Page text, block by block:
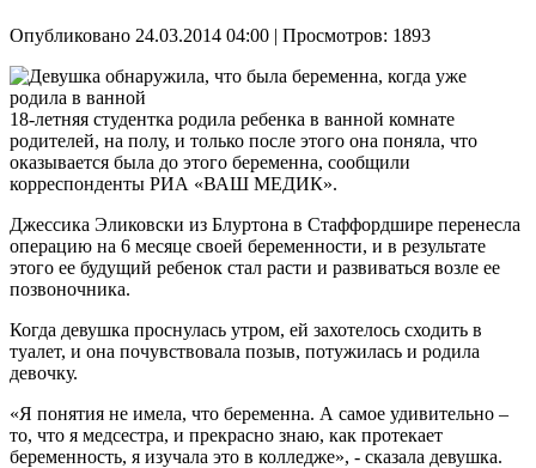
Опубликовано 24.03.2014 04:00 | Просмотров: 1893
18-летняя студентка родила ребенка в ванной комнате
родителей, на полу, и только после этого она поняла, что
оказывается была до этого беременна, сообщили
корреспонденты РИА «ВАШ МЕДИК».
Джессика Эликовски из Блуртона в Стаффордшире перенесла
операцию на 6 месяце своей беременности, и в результате
этого ее будущий ребенок стал расти и развиваться возле ее
позвоночника.
Когда девушка проснулась утром, ей захотелось сходить в
туалет, и она почувствовала позыв, потужилась и родила
девочку.
«Я понятия не имела, что беременна. А самое удивительно –
то, что я медсестра, и прекрасно знаю, как протекает
беременность, я изучала это в колледже», - сказала девушка.